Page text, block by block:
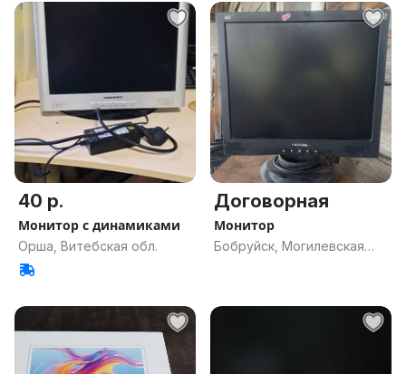
40 р.
Монитор с динамиками
Орша, Витебская обл.
Договорная
Монитор
Бобруйск, Могилевская